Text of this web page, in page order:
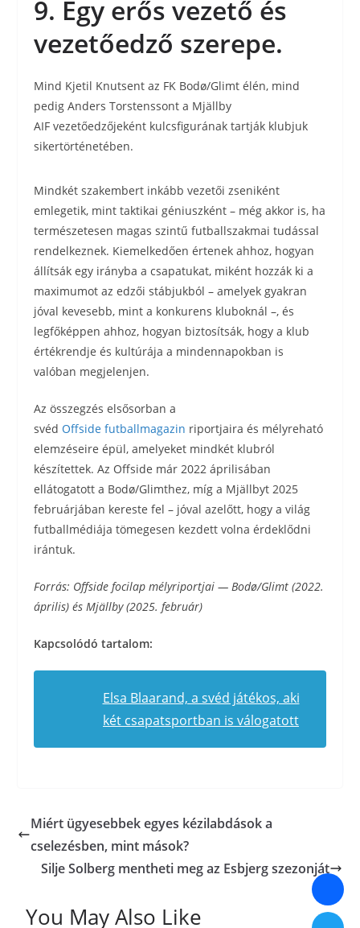
9. Egy erős vezető és
vezetőedző szerepe.
Mind Kjetil Knutsent az FK Bodø/Glimt élén, mind
pedig Anders Torstenssont a Mjällby
AIF vezetőedzőjeként kulcsfigurának tartják klubjuk
sikertörténetében.
Mindkét szakembert inkább vezetői zseniként
emlegetik, mint taktikai géniuszként – még akkor is, ha
természetesen magas szintű futballszakmai tudással
rendelkeznek. Kiemelkedően értenek ahhoz, hogyan
állítsák egy irányba a csapatukat, miként hozzák ki a
maximumot az edzői stábjukból – amelyek gyakran
jóval kevesebb, mint a konkurens kluboknál –, és
legfőképpen ahhoz, hogyan biztosítsák, hogy a klub
értékrendje és kultúrája a mindennapokban is
valóban megjelenjen.
Az összegzés elsősorban a
svédOffside futballmagazin riportjaira és mélyreható
elemzéseire épül, amelyeket mindkét klubról
készítettek. Az Offside már 2022 áprilisában
ellátogatott a Bodø/Glimthez, míg a Mjällbyt 2025
februárjában kereste fel – jóval azelőtt, hogy a világ
futballmédiája tömegesen kezdett volna érdeklődni
irántuk.
Forrás: Offside focilap mélyriportjai — Bodø/Glimt (2022.
április) és Mjällby (2025. február)
Kapcsolódó tartalom:
Elsa Blaarand, a svéd játékos, aki
két csapatsportban is válogatott
Miért ügyesebbek egyes kézilabdások a
cselezésben, mint mások?
Silje Solberg mentheti meg az Esbjerg szezonját
You May Also Like